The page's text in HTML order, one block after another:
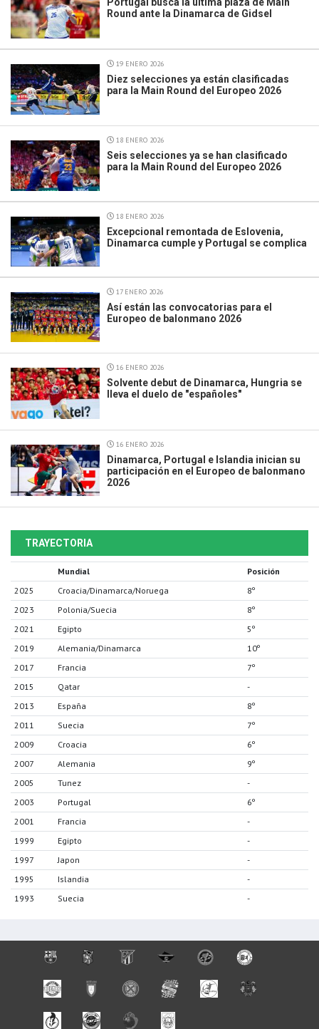
Round ante la Dinamarca de Gidsel
19 ENERO 2026
Diez selecciones ya están clasificadas
para la Main Round del Europeo 2026
18 ENERO 2026
Seis selecciones ya se han clasificado
para la Main Round del Europeo 2026
18 ENERO 2026
Excepcional remontada de Eslovenia,
Dinamarca cumple y Portugal se complica
17 ENERO 2026
Así están las convocatorias para el
Europeo de balonmano 2026
16 ENERO 2026
Solvente debut de Dinamarca, Hungria se
lleva el duelo de "españoles"
16 ENERO 2026
Dinamarca, Portugal e Islandia inician su
participación en el Europeo de balonmano
2026
TRAYECTORIA
Mundial
Posición
2025
Croacia/Dinamarca/Noruega
8º
2023
Polonia/Suecia
8º
2021
Egipto
5º
2019
Alemania/Dinamarca
10º
2017
Francia
7º
2015
Qatar
-
2013
España
8º
2011
Suecia
7º
2009
Croacia
6º
2007
Alemania
9º
2005
Tunez
-
2003
Portugal
6º
2001
Francia
-
1999
Egipto
-
1997
Japon
-
1995
Islandia
-
1993
Suecia -